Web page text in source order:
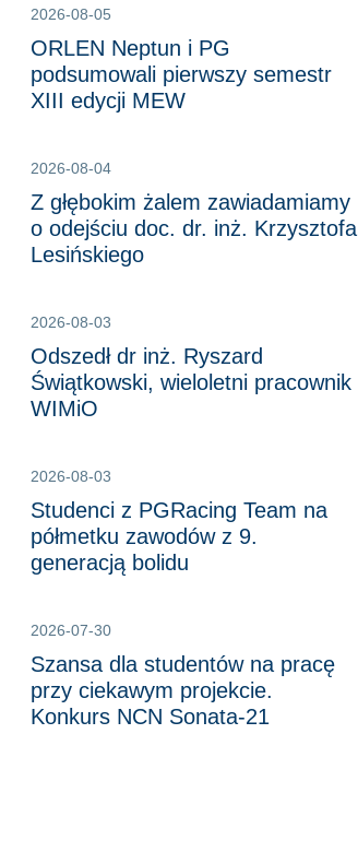
2026-08-05
ORLEN Neptun i PG
podsumowali pierwszy semestr
XIII edycji MEW
2026-08-04
Z głębokim żalem zawiadamiamy
o odejściu doc. dr. inż. Krzysztofa
Lesińskiego
2026-08-03
Odszedł dr inż. Ryszard
Świątkowski, wieloletni pracownik
WIMiO
2026-08-03
Studenci z PGRacing Team na
półmetku zawodów z 9.
generacją bolidu
2026-07-30
Szansa dla studentów na pracę
przy ciekawym projekcie.
Konkurs NCN Sonata-21